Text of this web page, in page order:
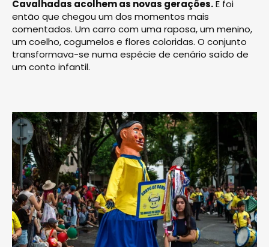
Cavalhadas acolhem as novas gerações.E foi
então que chegou um dos momentos mais
comentados. Um carro com uma raposa, um menino,
um coelho, cogumelos e flores coloridas. O conjunto
transformava-se numa espécie de cenário saído de
um conto infantil.